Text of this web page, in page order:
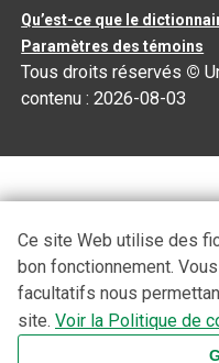
Qu’est-ce que le
Paramètres des témoins
Tous droits réservés ©
contenu :2026-08-03
Ce site Web utilise des
bon fonctionnement.
facultatifs nous
site. Voir la Politique de